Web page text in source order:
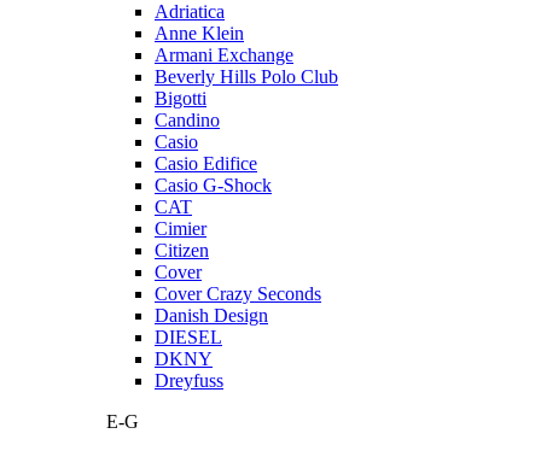
Adriatica
Anne Klein
Armani Exchange
Beverly Hills Polo Club
Bigotti
Candino
Casio
Casio Edifice
Casio G-Shock
CAT
Cimier
Citizen
Cover
Cover Crazy Seconds
Danish Design
DIESEL
DKNY
Dreyfuss
E-G